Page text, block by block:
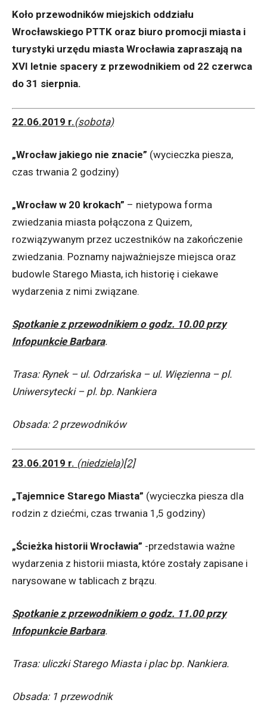
Koło przewodników miejskich oddziału
Wrocławskiego PTTK oraz biuro promocji miasta i
turystyki urzędu miasta Wrocławia zapraszają na
XVI letnie spacery z przewodnikiem od 22 czerwca
do 31 sierpnia.
22.06.2019 r.(sobota)
„Wrocław jakiego nie znacie” (wycieczka piesza,
czas trwania 2 godziny)
„Wrocław w 20 krokach” – nietypowa forma
zwiedzania miasta połączona z Quizem,
rozwiązywanym przez uczestników na zakończenie
zwiedzania. Poznamy najważniejsze miejsca oraz
budowle Starego Miasta, ich historię i ciekawe
wydarzenia z nimi związane.
Spotkanie z przewodnikiem o godz. 10.00 przy
Infopunkcie Barbara.
Trasa: Rynek – ul. Odrzańska – ul. Więzienna – pl.
Uniwersytecki – pl. bp. Nankiera
Obsada: 2 przewodników
23.06.2019 r. (niedziela)[2]
„Tajemnice Starego Miasta” (wycieczka piesza dla
rodzin z dziećmi, czas trwania 1,5 godziny)
„Ścieżka historii Wrocławia” -przedstawia ważne
wydarzenia z historii miasta, które zostały zapisane i
narysowane w tablicach z brązu.
Spotkanie z przewodnikiem o godz. 11.00 przy
Infopunkcie Barbara.
Trasa: uliczki Starego Miasta i plac bp. Nankiera.
Obsada: 1 przewodnik